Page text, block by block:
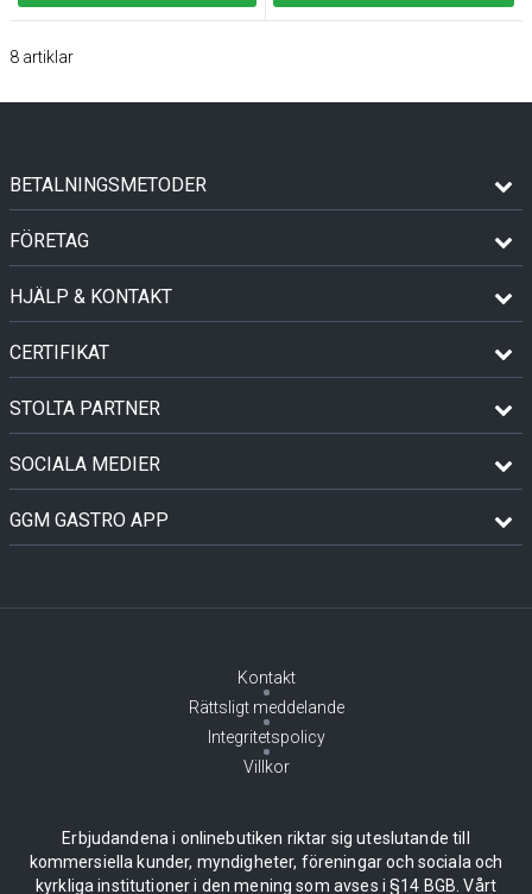
8 artiklar
BETALNINGSMETODER
FÖRETAG
HJÄLP & KONTAKT
CERTIFIKAT
STOLTA PARTNER
SOCIALA MEDIER
GGM GASTRO APP
Kontakt
Rättsligt meddelande
Integritetspolicy
Villkor
Erbjudandena i onlinebutiken riktar sig uteslutande till
kommersiella kunder, myndigheter, föreningar och sociala och
kyrkliga institutioner i den mening som avses i §14 BGB. Vårt